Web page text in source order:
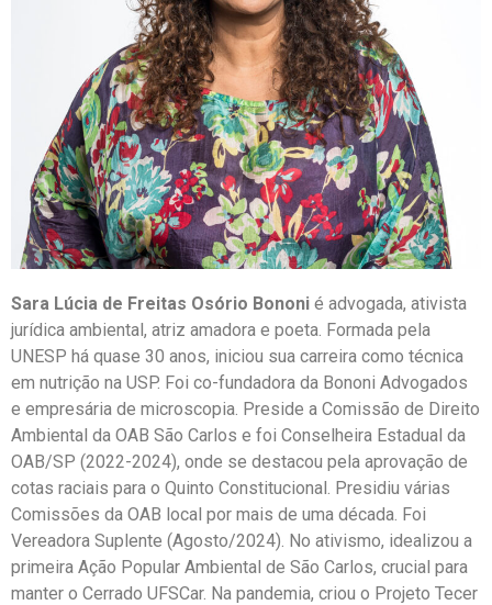
Sara Lúcia de Freitas Osório Bononi é advogada, ativista
jurídica ambiental, atriz amadora e poeta. Formada pela
UNESP há quase 30 anos, iniciou sua carreira como técnica
em nutrição na USP. Foi co-fundadora da Bononi Advogados
e empresária de microscopia. Preside a Comissão de Direito
Ambiental da OAB São Carlos e foi Conselheira Estadual da
OAB/SP (2022-2024), onde se destacou pela aprovação de
cotas raciais para o Quinto Constitucional. Presidiu várias
Comissões da OAB local por mais de uma década. Foi
Vereadora Suplente (Agosto/2024). No ativismo, idealizou a
primeira Ação Popular Ambiental de São Carlos, crucial para
manter o Cerrado UFSCar. Na pandemia, criou o Projeto Tecer